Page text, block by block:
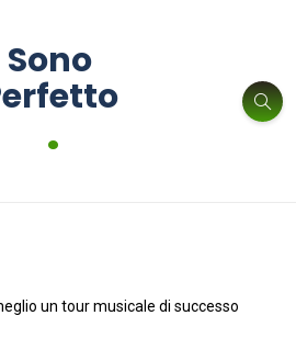
Sono
.
un tour musicale di successo